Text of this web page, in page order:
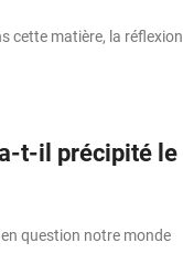
cette matière, la réflexion
t-il précipité le
question notre monde